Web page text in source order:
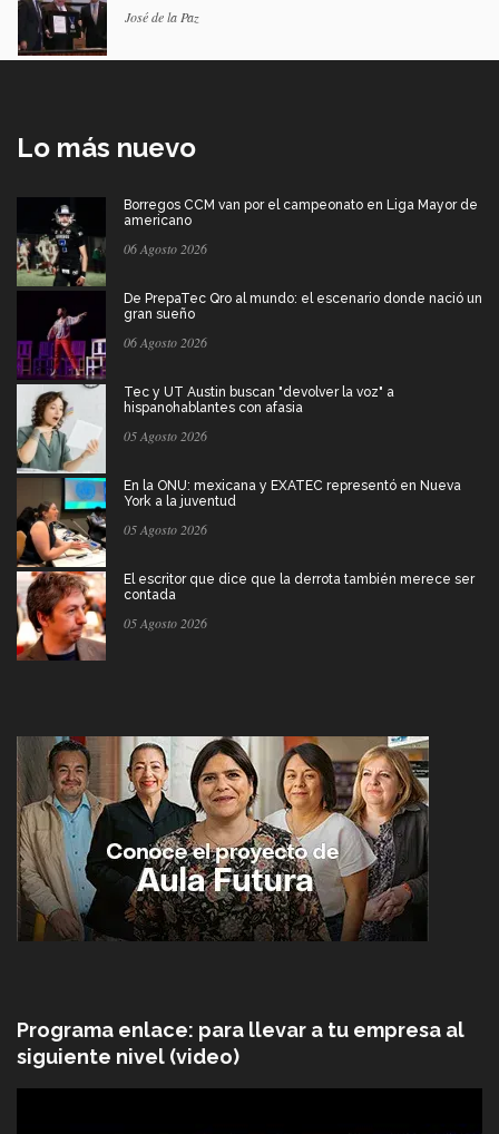
José de la Paz
Lo más nuevo
Borregos CCM van por el campeonato en Liga Mayor de
americano
06 Agosto 2026
De PrepaTec Qro al mundo: el escenario donde nació un
gran sueño
06 Agosto 2026
Tec y UT Austin buscan "devolver la voz" a
hispanohablantes con afasia
05 Agosto 2026
En la ONU: mexicana y EXATEC representó en Nueva
York a la juventud
05 Agosto 2026
El escritor que dice que la derrota también merece ser
contada
05 Agosto 2026
Programa enlace: para llevar a tu empresa al
siguiente nivel (video)